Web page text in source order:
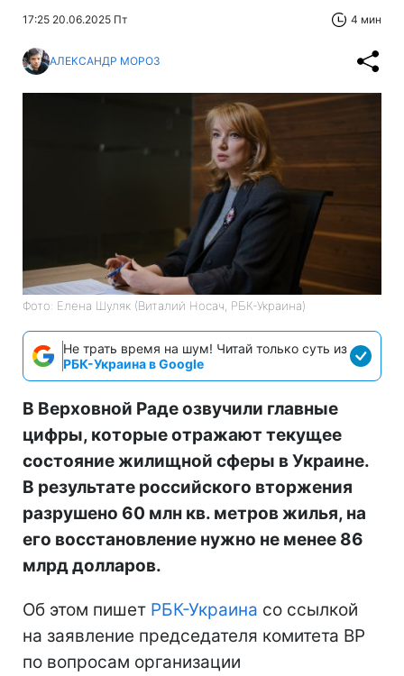
17:25 20.06.2025 Пт 4 мин
АЛЕКСАНДР МОРОЗ
Фото: Елена Шуляк (Виталий Носач, РБК-Украина)
Не трать время на шум! Читай только суть из
РБК-Украина в Google
В Верховной Раде озвучили главные
цифры, которые отражают текущее
состояние жилищной сферы в Украине.
В результате российского вторжения
разрушено 60 млн кв. метров жилья, на
его восстановление нужно не менее 86
млрд долларов.
Об этом пишет РБК-Украина со ссылкой
на заявление председателя комитета ВР
по вопросам организации